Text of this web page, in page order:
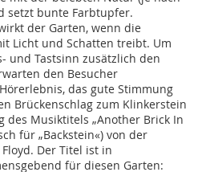
setzt bunte Farbtupfer.
der Garten, wenn die
Licht und Schatten treibt. Um
und Tastsinn zusätzlich den
den Besucher
das gute Stimmung
Brückenschlag zum Klinkerstein
des Musiktitels „Another Brick In
für „Backstein«) von der
Der Titel ist in
für diesen Garten: